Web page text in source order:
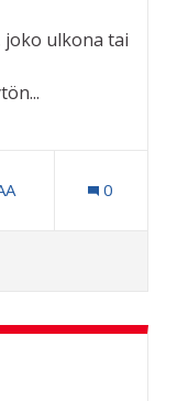
joko ulkona tai
0